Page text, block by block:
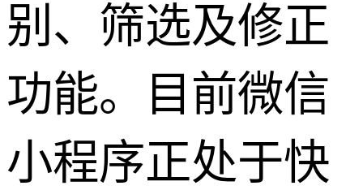
别、筛选及修正
功能。目前微信
小程序正处于快